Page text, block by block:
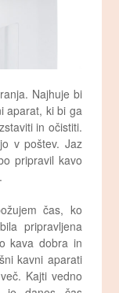
Najhuje bi
aparat, ki bi ga
in očistiti.
v poštev. Jaz
pripravil kavo
čas, ko
pripravljena
kava dobra in
kavni aparati
Kajti vedno